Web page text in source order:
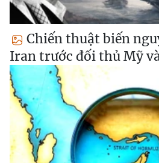
Chiến thuật biến
Iran trước đối thủ Mỹ